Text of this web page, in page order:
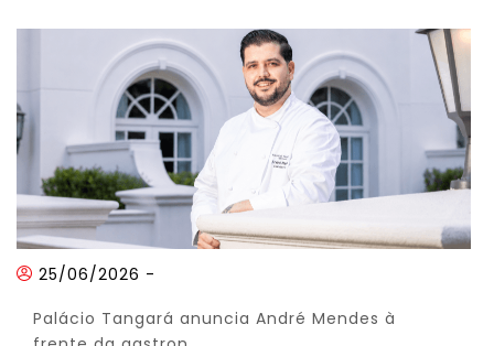
25/06/2026 -
Palácio Tangará anuncia André Mendes à